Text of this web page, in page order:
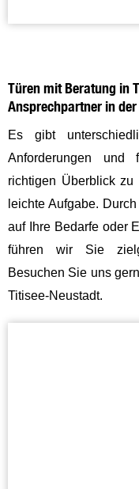
Türen mit Beratung in
Ansprechpartner in der
Es gibt
Anforderungen
richtigen Überblick
leichte Aufgabe.
auf Ihre Bedarfe oder
führen wir Sie
Besuchen Sie uns
Titisee-Neustadt.